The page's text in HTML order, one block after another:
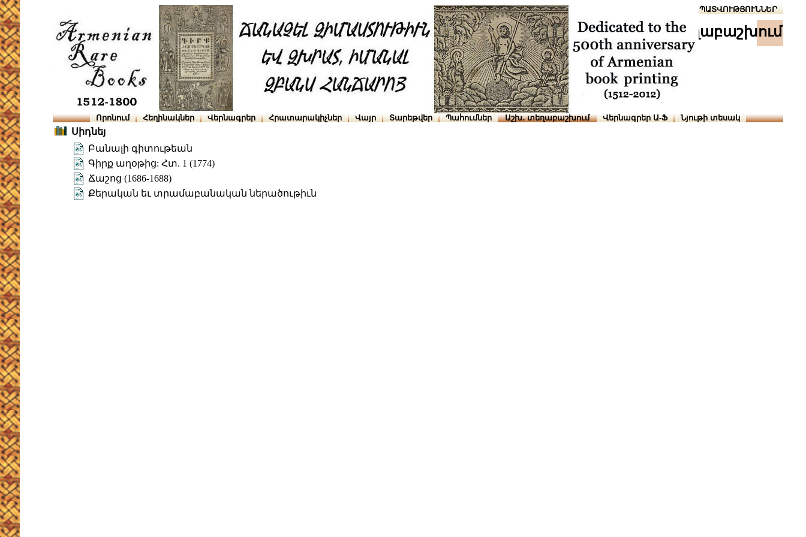
ՆԱԽԱՊԱՏՎՈՒԹՅՈՒՆՆԵՐ
աշխ․ տեղաբաշխում
Որոնում Հեղինակներ Վերնագրեր Հրատարակիչներ Վայր Տարեթվեր Պահումներ Աշխ․ տեղաբաշխում Վերնագրեր Ա-Ֆ Նյութի տեսակ
Սիդնեյ
Բանալի գիտութեան
Գիրք աղօթից: Հտ. 1 (1774)
Ճաշոց (1686-1688)
Քերական եւ տրամաբանական ներածութիւն